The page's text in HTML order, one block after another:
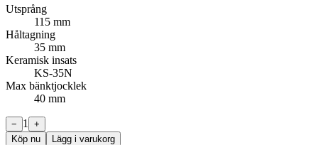
Utsprång
115 mm
Håltagning
35 mm
Keramisk insats
KS-35N
Max bänktjocklek
40 mm
− 1
+
Köp nu
Lägg i varukorg